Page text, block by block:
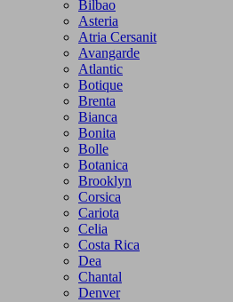
Bilbao
Asteria
Atria Cersanit
Avangarde
Atlantic
Botique
Brenta
Bianca
Bonita
Bolle
Botanica
Brooklyn
Corsica
Cariota
Celia
Costa Rica
Dea
Chantal
Denver